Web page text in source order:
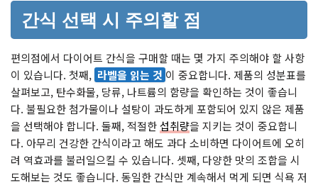
간식 선택 시 주의할 점
편의점에서 다이어트 간식을 구매할 때는 몇 가지 주의해야 할 사항
이 있습니다. 첫째, 라벨을 읽는 것 이 중요합니다. 제품의 성분표를
살펴보고, 탄수화물, 당류, 나트륨의 함량을 확인하는 것이 좋습니
다. 불필요한 첨가물이나 설탕이 과도하게 포함되어 있지 않은 제품
을 선택해야 합니다. 둘째, 적절한섭취량을 지키는 것이 중요합니
다. 아무리 건강한 간식이라고 해도 과다 소비하면 다이어트에 오히
려 역효과를 불러일으킬 수 있습니다. 셋째, 다양한 맛의 조합을 시
도해보는 것도 좋습니다. 동일한 간식만 계속해서 먹게 되면 식욕 저